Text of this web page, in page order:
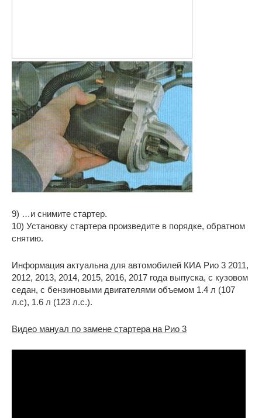
9) …и снимите стартер.
10) Установку стартера произведите в порядке, обратном
снятию.
Информация актуальна для автомобилей КИА Рио 3 2011,
2012, 2013, 2014, 2015, 2016, 2017 года выпуска, с кузовом
седан, с бензиновыми двигателями объемом 1.4 л (107
л.с), 1.6 л (123 л.с.).
Видео мануал по замене стартера на Рио 3